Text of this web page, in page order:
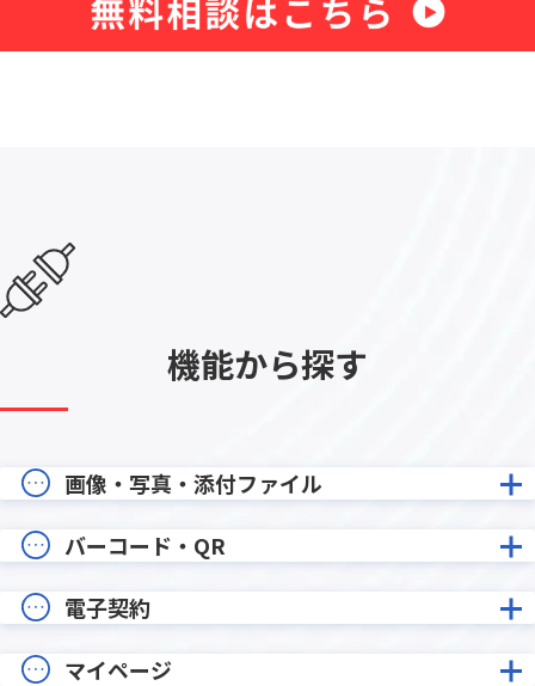
機能から探す
画像・写真・添付ファイル
バーコード・QR
電子契約
マイページ